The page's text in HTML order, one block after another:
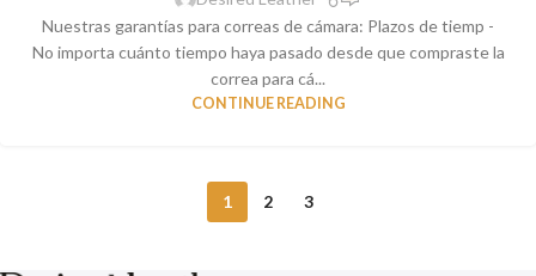
Nuestras garantías para correas de cámara: Plazos de tiemp -
No importa cuánto tiempo haya pasado desde que compraste la
correa para cá...
CONTINUE READING
1 2 3